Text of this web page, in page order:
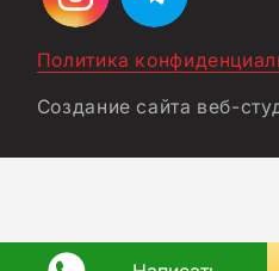
Политика
Создание сайта веб-